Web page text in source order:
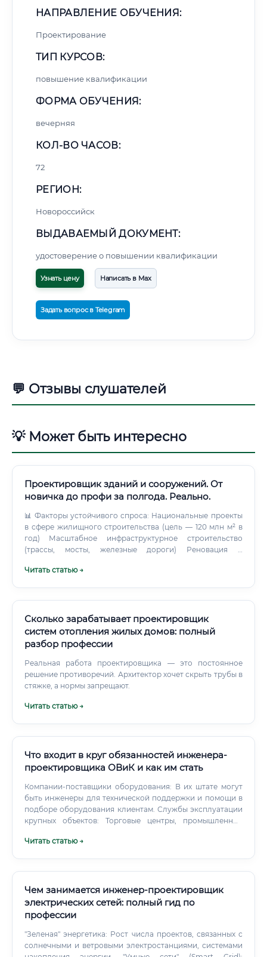
НАПРАВЛЕНИЕ ОБУЧЕНИЯ:
Проектирование
ТИП КУРСОВ:
повышение квалификации
ФОРМА ОБУЧЕНИЯ:
вечерняя
КОЛ-ВО ЧАСОВ:
72
РЕГИОН:
Новороссийск
ВЫДАВАЕМЫЙ ДОКУМЕНТ:
удостоверение о повышении квалификации
Узнать цену Написать в Max
Задать вопрос в Telegram
💬 Отзывы слушателей
💡 Может быть интересно
Проектировщик зданий и сооружений. От
новичка до профи за полгода. Реально.
📊 Факторы устойчивого спроса: Национальные проекты
в сфере жилищного строительства (цель — 120 млн м² в
год) Масштабное инфраструктурное строительство
(трассы, мосты, железные дороги) Реновация и
Промышленное строительство в рамках
исчезнет, но трансформируется. ✅ ИИ становится
инструментом, который ускоряет работу
проектировщика, а не заменяет его.
Читать статью →
Сколько зарабатывает проектировщик
систем отопления жилых домов: полный
разбор профессии
Реальная работа проектировщика — это постоянное
решение противоречий. Архитектор хочет скрыть трубы в
стяжке, а нормы запрещают.
Читать статью →
Что входит в круг обязанностей инженера-
проектировщика ОВиК и как им стать
Компании-поставщики оборудования: В их штате могут
быть инженеры для технической поддержки и помощи в
подборе оборудования клиентам. Службы эксплуатации
крупных объектов: Торговые центры, промышленные
обслуживания и модернизации существующих систем.
Читать статью →
Чем занимается инженер-проектировщик
электрических сетей: полный гид по
профессии
"Зеленая" энергетика: Рост числа проектов, связанных с
солнечными и ветровыми электростанциями, системами